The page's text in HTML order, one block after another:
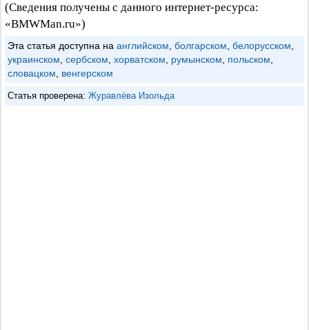
(Сведения получены с данного интернет-ресурса:
«BMWMan.ru»)
Эта статья доступна на английском болгарском белорусском
украинском сербском хорватском румынском польском
словацком
венгерском
Статья проверена: Журавлёва Изольда